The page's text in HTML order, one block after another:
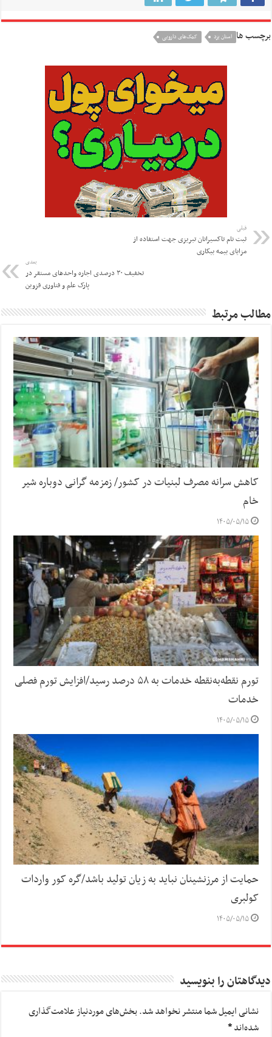
برچسب ها استان یزد کمک‌های دارویی
قبلی
ثبت نام تاکسیرانان تبریزی جهت استفاده از
مزایای بیمه بیکاری
بعدی
تخفیف ۳۰ درصدی اجاره‌ واحدهای مستقر در
پارک علم و فناوری قزوین
مطالب مرتبط
کاهش سرانه مصرف لبنیات در کشور/ زمزمه گرانی دوباره شیر
خام
۱۴۰۵/۰۵/۱۵
تورم نقطه‌به‌نقطه خدمات به ۵۸ درصد رسید/افزایش تورم فصلی
خدمات
۱۴۰۵/۰۵/۱۵
حمایت از مرزنشینان نباید به زیان تولید باشد/گره کور واردات
کولبری
۱۴۰۵/۰۵/۱۵
دیدگاهتان را بنویسید
نشانی ایمیل شما منتشر نخواهد شد.بخش‌های موردنیاز علامت‌گذاری
شده‌اند*